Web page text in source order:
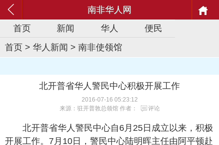
南非华人网
首页
新闻 华人
便民
首页 > 华人新闻 > 南非使领馆
北开普省华人警民中心积极开展工作
2016-07-16 05:23:12
来源：驻开普敦总领馆 作者：
评论
北开普省华人警民中心自6月25日成立以来，积极
开展工作。7月10日，警民中心陆明晖主任由阿平顿赴